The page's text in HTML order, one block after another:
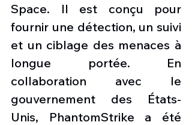
Space. Il est conçu pour
fournir une détection, un suivi
et un ciblage des menaces à
longue portée. En
collaboration avec le
gouvernement des États-
Unis, PhantomStrike a été